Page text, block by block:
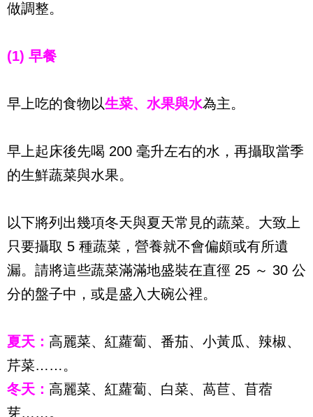
做調整。
(1) 早餐
早上吃的食物以生菜、水果與水為主。
早上起床後先喝 200 毫升左右的水，再攝取當季
的生鮮蔬菜與水果。
以下將列出幾項冬天與夏天常見的蔬菜。大致上
只要攝取 5 種蔬菜，營養就不會偏頗或有所遺
漏。請將這些蔬菜滿滿地盛裝在直徑 25 ～ 30 公
分的盤子中，或是盛入大碗公裡。
夏天： 高麗菜、紅蘿蔔、番茄、小黃瓜、辣椒、
芹菜……。
冬天： 高麗菜、紅蘿蔔、白菜、萵苣、苜蓿
芽……。